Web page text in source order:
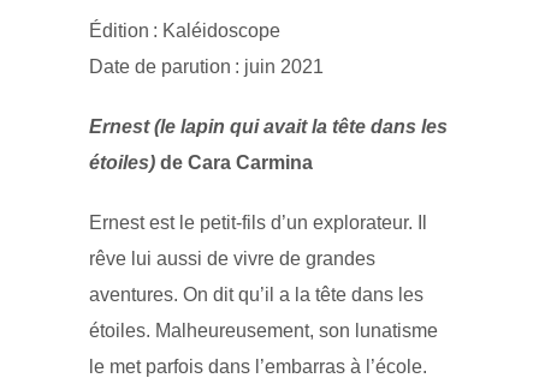
Édition : Kaléidoscope
Date de parution : juin 2021
Ernest (le lapin qui avait la tête dans les
étoiles) de Cara Carmina
Ernest est le petit-fils d’un explorateur. Il
rêve lui aussi de vivre de grandes
aventures. On dit qu’il a la tête dans les
étoiles. Malheureusement, son lunatisme
le met parfois dans l’embarras à l’école.